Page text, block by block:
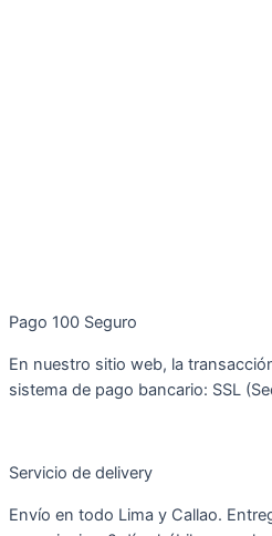
Pago 100 Seguro
En nuestro sitio web, la
sistema de pago bancario: SSL
Servicio de delivery
Envío en todo Lima y Callao.